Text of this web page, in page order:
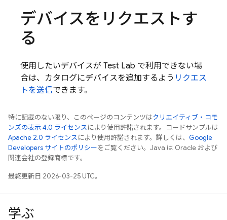
デバイスをリクエストす
る
使用したいデバイスが Test Lab で利用できない場
合は、カタログにデバイスを追加するよう リクエス
トを送信できます。
特に記載のない限り、このページのコンテンツはクリエイティブ・コモ
ンズの表示 4.0 ライセンスにより使用許諾されます。コードサンプルは
Apache 2.0 ライセンスにより使用許諾されます。詳しくは、 Google
Developers サイトのポリシーをご覧ください。Java は Oracle および
関連会社の登録商標です。
最終更新日 2026-03-25 UTC。
学ぶ